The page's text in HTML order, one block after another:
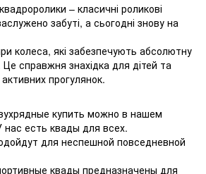
– класичні роликові
забуті, а сьогодні знову на
колеса, які забезпечують абсолютну
Це справжня знахідка для дітей та
прогулянок.
купить можно в нашем
есть квады для всех.
для неспешной повседневной
квады предназначены для